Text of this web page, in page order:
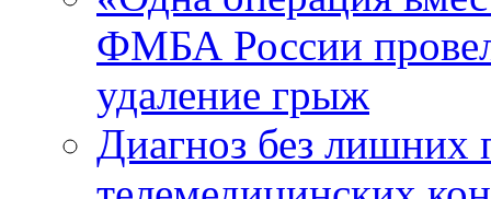
ФМБА России
удаление грыж
Диагноз без лишних